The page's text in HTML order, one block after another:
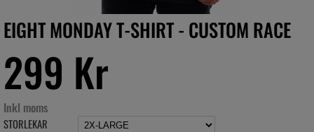
EIGHT MONDAY T-SHIRT - CUSTOM RACE
299 Kr
Inkl moms
STORLEKAR